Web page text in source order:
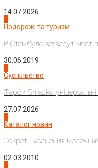
14.07.2026
Подорожі та туризм
В Стамбуле возведут мост
30.06.2019
Суспільство
Фарби Sniezka: універсальні
27.07.2026
Каталог новин
Секреты хранения
02.03.2010